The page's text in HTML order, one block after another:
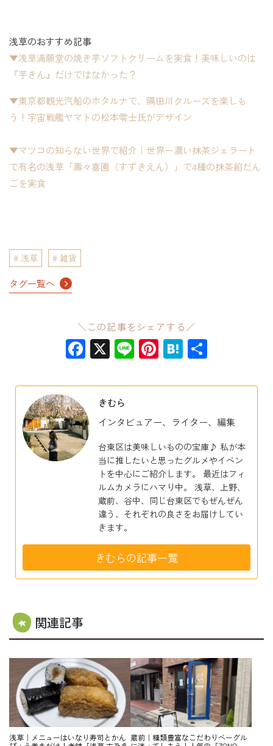
浅草のおすすめ記事
▼浅草満願堂の焼き芋ソフトクリームを実食！美味しいのは
『芋きん』だけではなかった？
▼東京都観光汽船のホタルナで、隅田川クルーズを楽しも
う！宇宙戦艦ヤマトの松本零士氏がデザイン
▼マツコの知らない世界で紹介｜世界一濃い抹茶ジェラート
で有名の浅草「壽々喜園（すずきえん）」で4種の抹茶餡だん
ごを実食
浅草 雑貨
タグ一覧へ
＼この記事をシェアする／
Facebook
X LinePinterest
Hatena
きむら
インタビュアー、ライター、編集
台東区は美味しいものの宝庫♪ 私が本
当に推したいと思ったグルメやイベン
トを中心にご紹介します。 最近はフィ
ルムカメラにハマり中。 浅草、上野、
蔵前、谷中、同じ台東区でもぜんぜん
違う、それぞれの良さをお届けしてい
きます。
きむらの記事一覧
関連記事
浅草｜メニューはいなり寿司とかん 蔵前｜種類豊富なこだわりベーグル